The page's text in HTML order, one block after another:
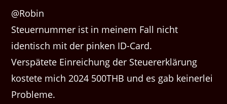
@Robin
Steuernummer ist in meinem Fall nicht
identisch mit der pinken ID-Card.
Verspätete Einreichung der Steuererklärung
kostete mich 2024 500THB und es gab keinerlei
Probleme.